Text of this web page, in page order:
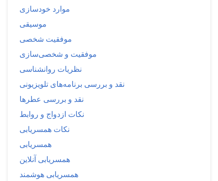
موارد خودسازی
موسیقی
موفقیت شخصی
موفقیت و شخصی‌سازی
نظریات روانشناسی
نقد و بررسی برنامه‌های تلویزیونی
نقد و بررسی عطرها
نکات ازدواج و روابط
نکات همسریابی
همسریابی
همسریابی آنلاین
همسریابی هوشمند